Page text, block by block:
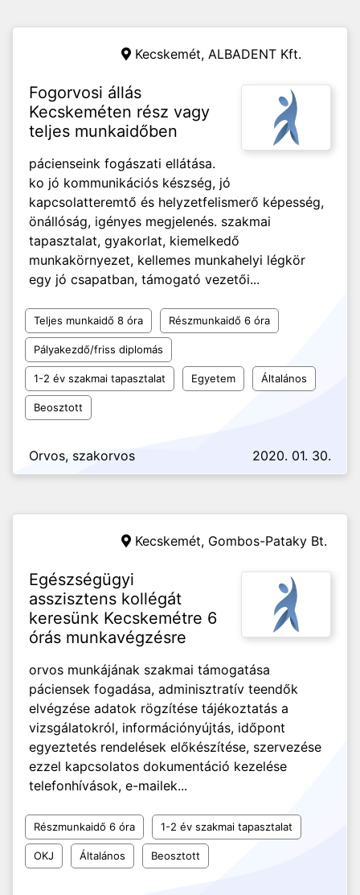
Kecskemét, ALBADENT Kft.
Fogorvosi állás
Kecskeméten rész vagy
teljes munkaidőben
pácienseink fogászati ellátása.
ko jó kommunikációs készség, jó
kapcsolatteremtő és helyzetfelismerő képesség,
önállóság, igényes megjelenés. szakmai
tapasztalat, gyakorlat, kiemelkedő
munkakörnyezet, kellemes munkahelyi légkör
egy jó csapatban, támogató vezetői...
Teljes munkaidő 8 óra Részmunkaidő 6 óra
Pályakezdő/friss diplomás
1-2 év szakmai tapasztalat Egyetem Általános
Beosztott
Orvos, szakorvos 2020. 01. 30.
Kecskemét, Gombos-Pataky Bt.
Egészségügyi
asszisztens kollégát
keresünk Kecskemétre 6
órás munkavégzésre
orvos munkájának szakmai támogatása
páciensek fogadása, adminisztratív teendők
elvégzése adatok rögzítése tájékoztatás a
vizsgálatokról, információnyújtás, időpont
egyeztetés rendelések előkészítése, szervezése
ezzel kapcsolatos dokumentáció kezelése
telefonhívások, e-mailek...
Részmunkaidő 6 óra 1-2 év szakmai tapasztalat
OKJ Általános Beosztott